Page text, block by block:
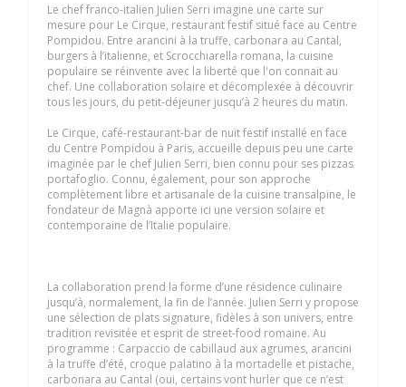
Le chef franco-italien Julien Serri imagine une carte sur
mesure pour Le Cirque, restaurant festif situé face au Centre
Pompidou. Entre arancini à la truffe, carbonara au Cantal,
burgers à l’italienne, et Scrocchiarella romana, la cuisine
populaire se réinvente avec la liberté que l'on connait au
chef. Une collaboration solaire et décomplexée à découvrir
tous les jours, du petit-déjeuner jusqu’à 2 heures du matin.
Le Cirque, café-restaurant-bar de nuit festif installé en face
du Centre Pompidou à Paris, accueille depuis peu une carte
imaginée par le chef Julien Serri, bien connu pour ses pizzas
portafoglio. Connu, également, pour son approche
complètement libre et artisanale de la cuisine transalpine, le
fondateur de Magnà apporte ici une version solaire et
contemporaine de l’Italie populaire.
La collaboration prend la forme d’une résidence culinaire
jusqu’à, normalement, la fin de l’année. Julien Serri y propose
une sélection de plats signature, fidèles à son univers, entre
tradition revisitée et esprit de street-food romaine. Au
programme : Carpaccio de cabillaud aux agrumes, arancini
à la truffe d’été, croque palatino à la mortadelle et pistache,
carbonara au Cantal (oui, certains vont hurler que ce n’est